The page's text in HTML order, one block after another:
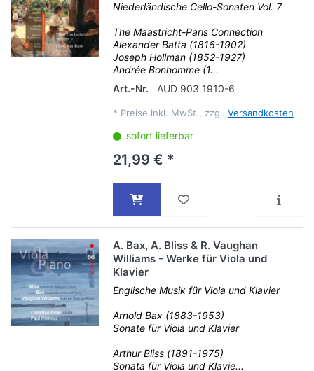
Niederländische Cello-Sonaten Vol. 7
The Maastricht-Paris Connection
Alexander Batta (1816-1902)
Joseph Hollman (1852-1927)
Andrée Bonhomme (1...
Art.-Nr.
AUD 903 1910-6
* Preise inkl. MwSt., zzgl. Versandkosten
sofort lieferbar
21,99 € *
A. Bax, A. Bliss & R. Vaughan
Williams - Werke für Viola und
Klavier
Englische Musik für Viola und Klavier
Arnold Bax (1883-1953)
Sonate für Viola und Klavier
Arthur Bliss (1891-1975)
Sonata für Viola und Klavie...